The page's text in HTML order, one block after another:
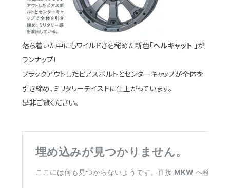
落ち着いた中にもワイルドさを秘めた新色「ヘルキャット 」が
ランナップ！
ブラックアウトしたピアスボルトとセンターキャップが全体を
引き締め、ミリタリーテイストに仕上がっています。
是非ご覧ください。